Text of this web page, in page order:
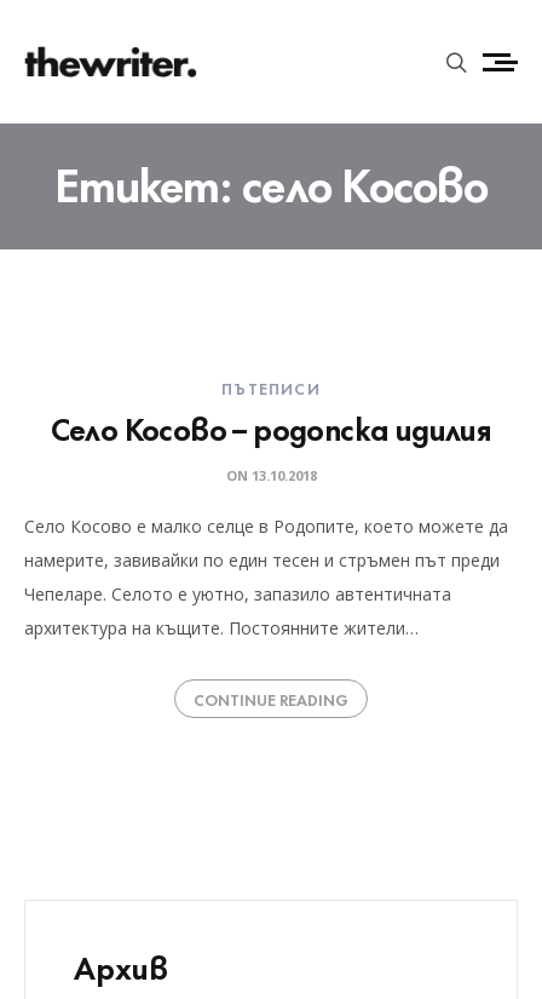
Етикет:село Косово
ПЪТЕПИСИ
Село Косово – родопска идилия
ON 13.10.2018
Село Косово е малко селце в Родопите, което можете да
намерите, завивайки по един тесен и стръмен път преди
Чепеларе. Селото е уютно, запазило автентичната
архитектура на къщите. Постоянните жители…
CONTINUE READING
Архив